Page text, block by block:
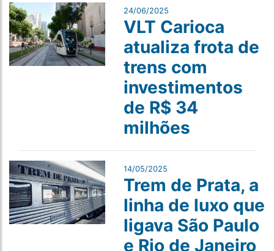
24/06/2025
VLT Carioca
atualiza frota de
trens com
investimentos
de R$ 34
milhões
14/05/2025
Trem de Prata, a
linha de luxo que
ligava São Paulo
e Rio de Janeiro